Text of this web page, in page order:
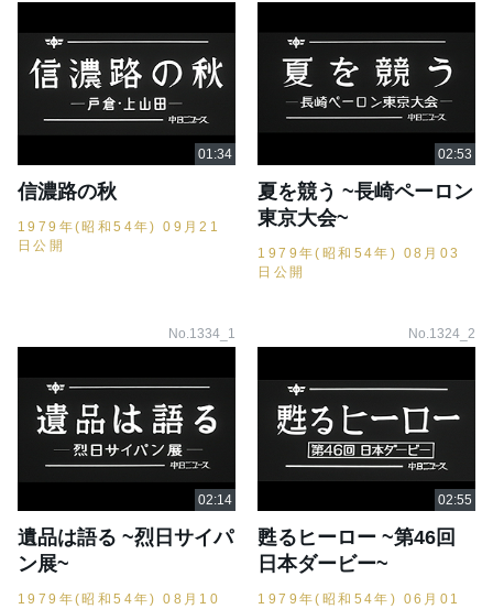
信濃路の秋
1979年(昭和54年) 09月21
日公開
夏を競う ~長崎ペーロン
東京大会~
1979年(昭和54年) 08月03
日公開
No.1334_1
遺品は語る ~烈日サイパ
ン展~
1979年(昭和54年) 08月10
No.1324_2
甦るヒーロー ~第46回
日本ダービー~
1979年(昭和54年) 06月01